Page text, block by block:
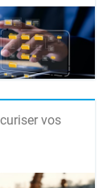
vos